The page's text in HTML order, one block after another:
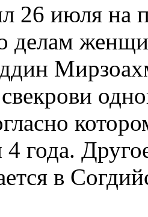
26 июля на
делам
года.
в